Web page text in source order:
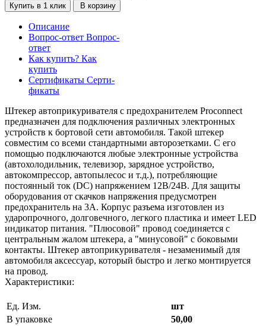
Купить в 1 клик В корзину
Описание
Вопрос-ответ Вопрос-
ответ
Как купить? Как
купить
Сертификаты Серти-
фикаты
Штекер автоприкуривателя с предохранителем Proconnect
предназначен для подключения различных электронных
устройств к бортовой сети автомобиля. Такой штекер
совместим со всеми стандартными авторозетками. С его
помощью подключаются любые электронные устройства
(автохолодильник, телевизор, зарядное устройство,
автокомпрессор, автопылесос и т.д.), потребляющие
постоянный ток (DC) напряжением 12В/24В. Для защиты
оборудования от скачков напряжения предусмотрен
предохранитель на 3А. Корпус разъема изготовлен из
ударопрочного, долговечного, легкого пластика и имеет LED
индикатор питания. "Плюсовой" провод соединяется с
центральным жалом штекера, а "минусовой" с боковыми
контакты. Штекер автоприкуривателя - незаменимый для
автомобиля аксессуар, который быстро и легко монтируется
на провод.
Характеристики:
Ед. Изм.
шт
В упаковке
50,00